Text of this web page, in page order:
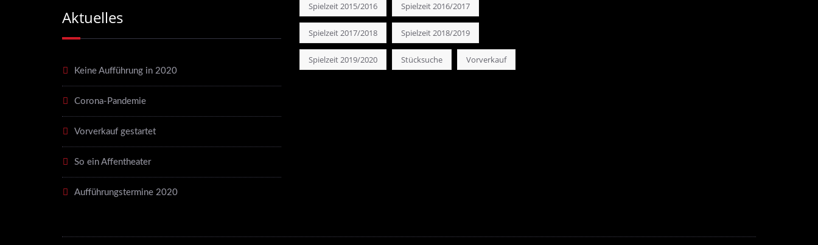
Aktuelles
Keine Aufführung in 2020
Corona-Pandemie
Vorverkauf gestartet
So ein Affentheater
Aufführungstermine 2020
Spielzeit 2015/2016 Spielzeit 2016/2017
Spielzeit 2017/2018 Spielzeit 2018/2019
Spielzeit 2019/2020 Stücksuche Vorverkauf